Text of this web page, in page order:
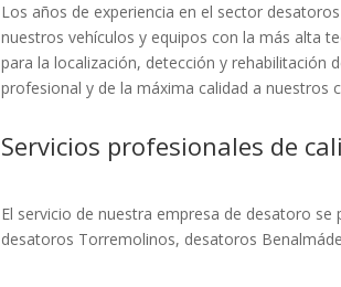
Los años de experiencia en el sector
nuestros vehículos y equipos con la más alta
para la localización, detección y rehabilitación
profesional y de la máxima calidad a nuestros
Servicios profesionales de
El servicio de nuestra empresa de desatoro
desatoros Torremolinos, desatoros